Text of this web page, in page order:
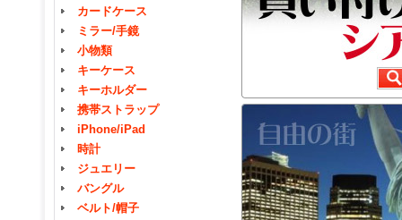
カードケース
ミラー/手鏡
小物類
キーケース
キーホルダー
携帯ストラップ
iPhone/iPad
時計
ジュエリー
バングル
ベルト/帽子